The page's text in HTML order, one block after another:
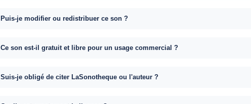
Puis-je modifier ou redistribuer ce son ?
Ce son est-il gratuit et libre pour un usage commercial ?
Suis-je obligé de citer LaSonotheque ou l'auteur ?